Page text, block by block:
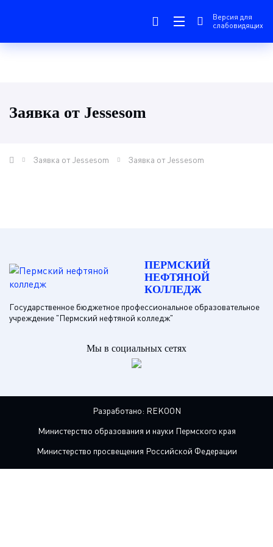
Версия для
слабовидящих
Заявка от Jessesom
Заявка от Jessesom Заявка от Jessesom
ПЕРМСКИЙ
НЕФТЯНОЙ
КОЛЛЕДЖ
Государственное бюджетное профессиональное образовательное
учреждение "Пермский нефтяной колледж"
Мы в социальных сетях
Разработано: REKOON
Министерство образования и науки Пермского края
Министерство просвещения Российской Федерации